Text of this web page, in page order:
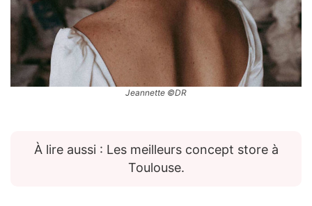
Jeannette ©DR
À lire aussi : Les meilleurs concept store à
Toulouse.